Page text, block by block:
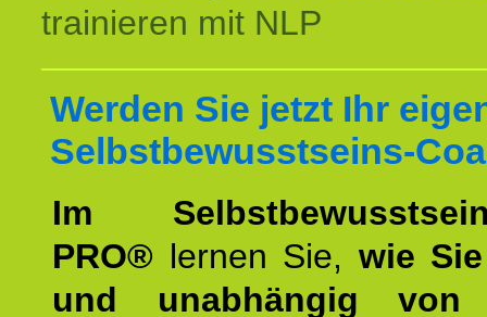
trainieren mit NLP
Werden Sie jetzt Ihr
Selbstbewusstseins-
Im
PRO® lernen Sie, wie
und unabhängig von